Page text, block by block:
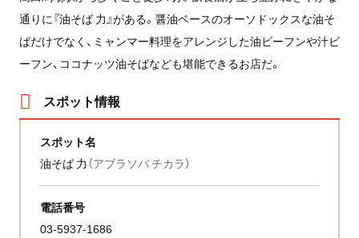
通りに『油そば 力』がある。醤油ベースのオーソドックスな油そ
ばだけでなく、ミャンマー料理をアレンジした油ビーフンや汁ビ
ーフン、ココナッツ油そばなども堪能できるお店だ。
スポット情報
スポット名
油そば 力 （アブラソバ チカラ）
電話番号
03-5937-1686